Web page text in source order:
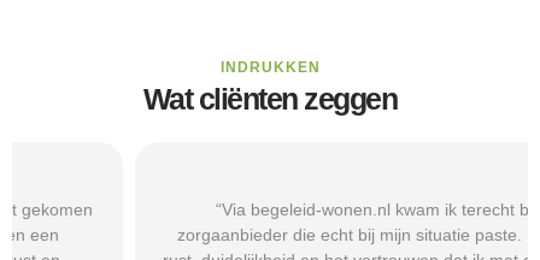
INDRUKKEN
Wat cliënten zeggen
“Via begeleid-wonen.nl kwam ik terecht bij een
zorgaanbieder die echt bij mijn situatie paste. Dat gaf mij